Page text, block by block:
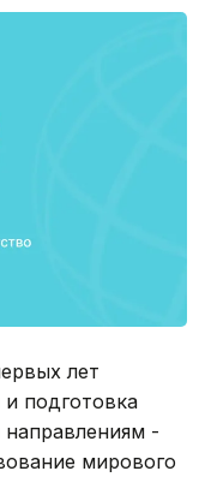
лет
подготовка
-
мирового